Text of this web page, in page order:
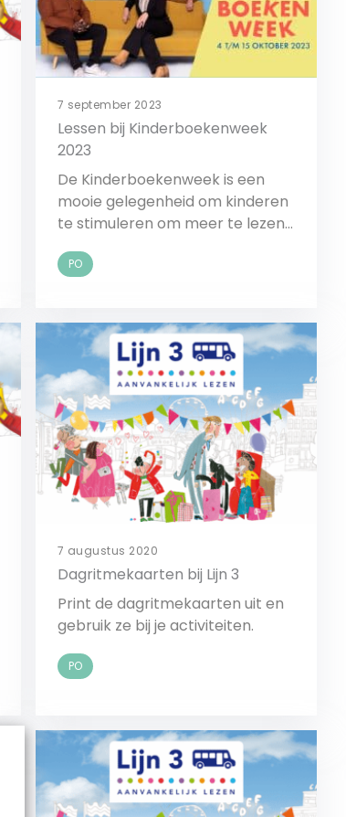
7 september 2023
Lessen bij Kinderboekenweek
2023
De Kinderboekenweek is een
mooie gelegenheid om kinderen
te stimuleren om meer te lezen.
daarbij.
PO
Bekijk
7 augustus 2020
Dagritmekaarten bij Lijn 3
Print de dagritmekaarten uit en
gebruik ze bij je activiteiten.
PO
Bekijk